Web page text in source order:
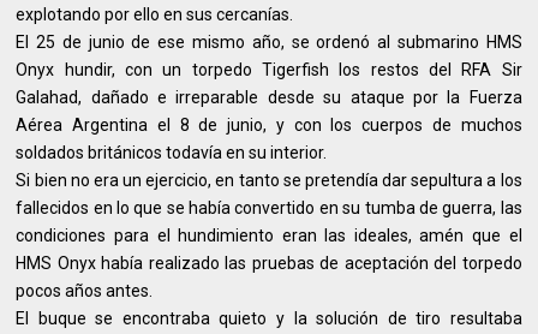
explotando por ello en sus cercanías.
El 25 de junio de ese mismo año, se ordenó al submarino HMS
Onyx hundir, con un torpedo Tigerfish los restos del RFA Sir
Galahad, dañado e irreparable desde su ataque por la Fuerza
Aérea Argentina el 8 de junio, y con los cuerpos de muchos
soldados británicos todavía en su interior.
Si bien no era un ejercicio, en tanto se pretendía dar sepultura a los
fallecidos en lo que se había convertido en su tumba de guerra, las
condiciones para el hundimiento eran las ideales, amén que el
HMS Onyx había realizado las pruebas de aceptación del torpedo
pocos años antes.
El buque se encontraba quieto y la solución de tiro resultaba